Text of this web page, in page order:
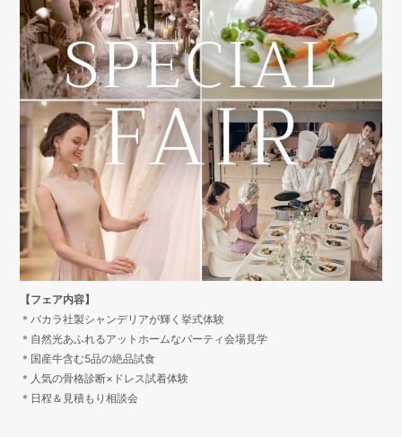
【フェア内容】
＊バカラ社製シャンデリアが輝く挙式体験
＊自然光あふれるアットホームなパーティ会場見学
＊国産牛含む5品の絶品試食
＊人気の骨格診断×ドレス試着体験
＊日程＆見積もり相談会